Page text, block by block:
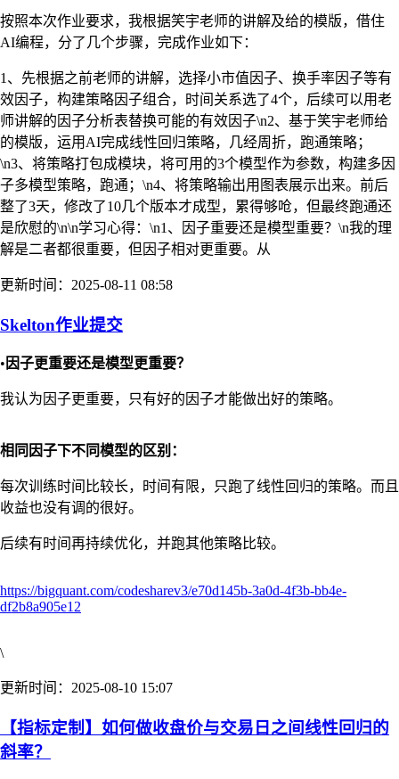
按照本次作业要求，我根据笑宇老师的讲解及给的模版，借住
AI编程，分了几个步骤，完成作业如下：
1、先根据之前老师的讲解，选择小市值因子、换手率因子等有
效因子，构建策略因子组合，时间关系选了4个，后续可以用老
师讲解的因子分析表替换可能的有效因子\n2、基于笑宇老师给
的模版，运用AI完成线性回归策略，几经周折，跑通策略；
\n3、将策略打包成模块，将可用的3个模型作为参数，构建多因
子多模型策略，跑通；\n4、将策略输出用图表展示出来。前后
整了3天，修改了10几个版本才成型，累得够呛，但最终跑通还
是欣慰的\n\n学习心得：\n1、因子重要还是模型重要？\n我的理
解是二者都很重要，但因子相对更重要。从
更新时间：2025-08-11 08:58
Skelton作业提交
• 因子更重要还是模型更重要？
我认为因子更重要，只有好的因子才能做出好的策略。
相同因子下不同模型的区别：
每次训练时间比较长，时间有限，只跑了线性回归的策略。而且
收益也没有调的很好。
后续有时间再持续优化，并跑其他策略比较。
https://bigquant.com/codesharev3/e70d145b-3a0d-4f3b-bb4e-
df2b8a905e12
\
更新时间：2025-08-10 15:07
【指标定制】如何做收盘价与交易日之间线性回归的
斜率？